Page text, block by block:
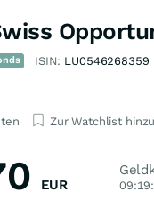
ISIN: LU0546268359
Zur Watchlist
EUR